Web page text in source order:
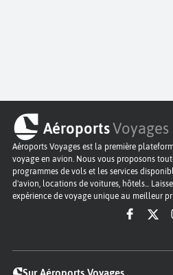
AéroportsVoyages
Aéroports Voyages est la première
voyage en avion. Nous vous proposons
programmes de vols et les services
d'avion, locations de voitures, hôtels...
expérience de voyage unique au meilleur